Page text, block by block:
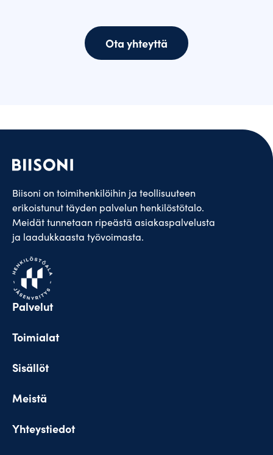
Ota yhteyttä
Biisoni on toimihenkilöihin ja teollisuuteen
erikoistunut täyden palvelun henkilöstötalo.
Meidät tunnetaan ripeästä asiakaspalvelusta
ja laadukkaasta työvoimasta.
Palvelut
Toimialat
Sisällöt
Meistä
Yhteystiedot